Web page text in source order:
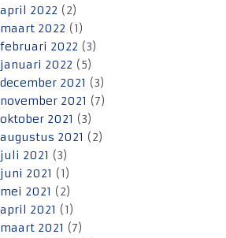
april 2022 (2)
maart 2022 (1)
februari 2022 (3)
januari 2022 (5)
december 2021 (3)
november 2021 (7)
oktober 2021 (3)
augustus 2021 (2)
juli 2021 (3)
juni 2021 (1)
mei 2021 (2)
april 2021 (1)
maart 2021 (7)